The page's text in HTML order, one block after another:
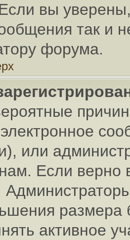
вы
так и
форума.
или
Если верно
размера
активное